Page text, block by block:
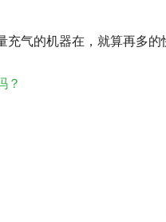
气的机器在，就算再多的
？